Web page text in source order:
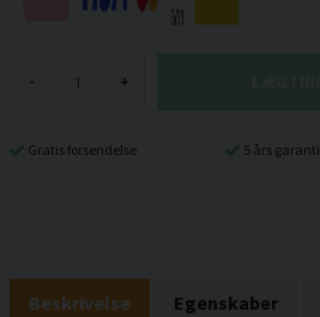
- +
Gratis forsendelse 5 års garanti
Beskrivelse Egenskaber